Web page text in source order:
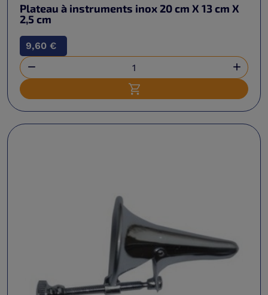
Plateau à instruments inox 20 cm X 13 cm X
2,5 cm
9,60 €
 
Ajouter au panier